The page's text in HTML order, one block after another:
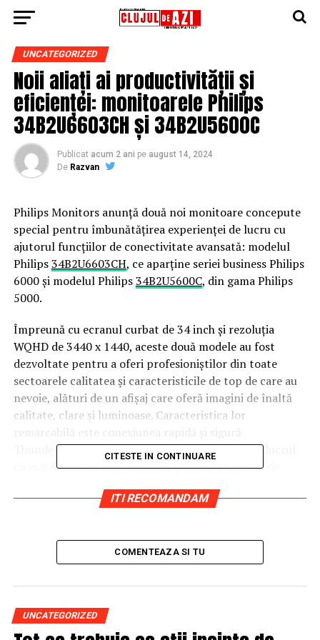
UNCATEGORIZED
Noii aliați ai productivității și
eficienței: monitoarele Philips
34B2U6603CH și 34B2U5600C
Publicat acum 2 ani pe august 14, 2024
De Razvan
Philips Monitors anunță două noi monitoare concepute
special pentru îmbunătățirea experienței de lucru cu
ajutorul funcțiilor de conectivitate avansată: modelul
Philips34B2U6603CH, ce aparține seriei business Philips
6000 și modelul Philips34B2U5600C, din gama Philips
5000.
Împreună cu ecranul curbat de 34 inch și rezoluția
WQHD de 3440 x 1440, aceste două modele au fost
dezvoltate pentru a oferi profesioniștilor din toate
sectoarele calitatea și caracteristicile de top de care au
nevoie, alături de un afișaj care oferă imagini de înaltă
calitate, clare și luminoase. Caracteristica lor
Thunderbolt 4, respectiv USB-C, care facilitează lucrul
cu mai multe surse și îmbunătățește astfel fluxul de
avansate de conectivitate
și posibilitatea de încărcare a dispozitivelor externe prin
livrarea de energie de până la 100W, având în același
CITESTE IN CONTINUARE
ITI RECOMANDAM
COMENTEAZA SI TU
UNCATEGORIZED